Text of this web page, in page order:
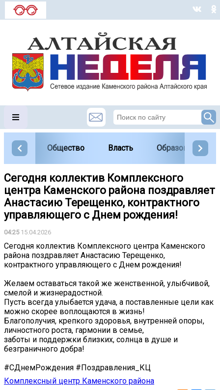
Общество Власть Образование
Сегодня коллектив Комплексного
центра Каменского района поздравляет
Анастасию Терещенко, контрактного
управляющего с Днем рождения!
04:2515.04.2026
Сегодня коллектив Комплексного центра Каменского
района поздравляет Анастасию Терещенко,
контрактного управляющего с Днем рождения!
Желаем оставаться такой же женственной, улыбчивой,
смелой и жизнерадостной.
Пусть всегда улыбается удача, а поставленные цели как
можно скорее воплощаются в жизнь!
Благополучия, крепкого здоровья, внутренней опоры,
личностного роста, гармонии в семье,
заботы и поддержки близких, солнца в душе и
безграничного добра!
#СДнемРождения #Поздравления_КЦ
Комплексный центр Каменского района